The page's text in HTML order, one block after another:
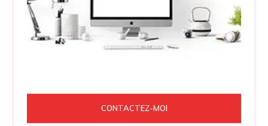
CONTACTEZ-MOI